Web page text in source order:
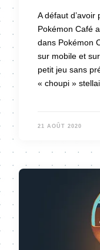
A défaut
Pokémon Café
dans Pokémon
sur mobile et
petit jeu sans
« choupi »
21 AOÛT 2020